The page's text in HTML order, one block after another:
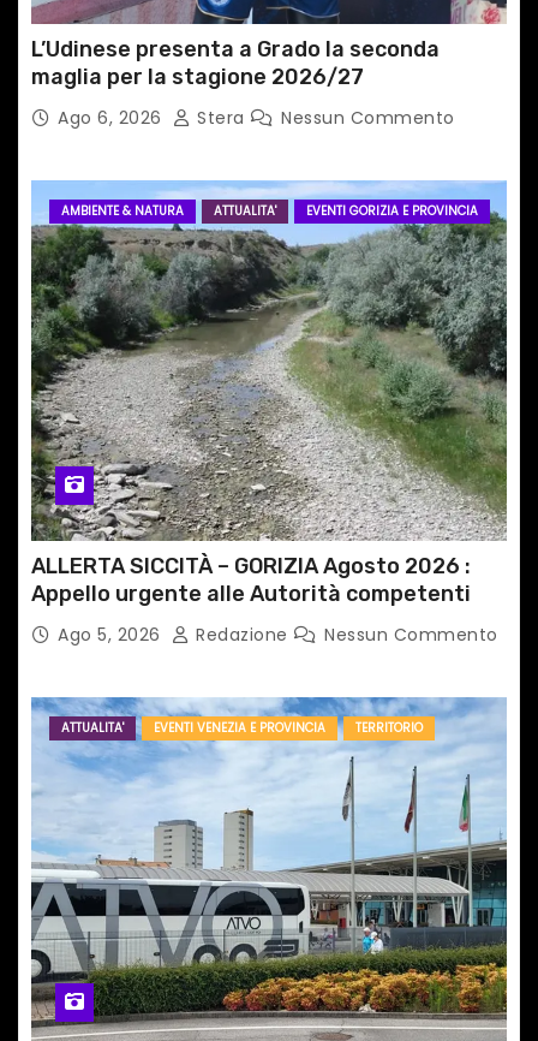
i
L’Udinese presenta a Grado la seconda
maglia per la stagione 2026/27
Ago 6, 2026 Stera Nessun Commento
AMBIENTE & NATURA ATTUALITA' EVENTI GORIZIA E PROVINCIA
ALLERTA SICCITÀ – GORIZIA Agosto 2026 :
Appello urgente alle Autorità competenti
Ago 5, 2026 Redazione Nessun Commento
ATTUALITA' EVENTI VENEZIA E PROVINCIA TERRITORIO